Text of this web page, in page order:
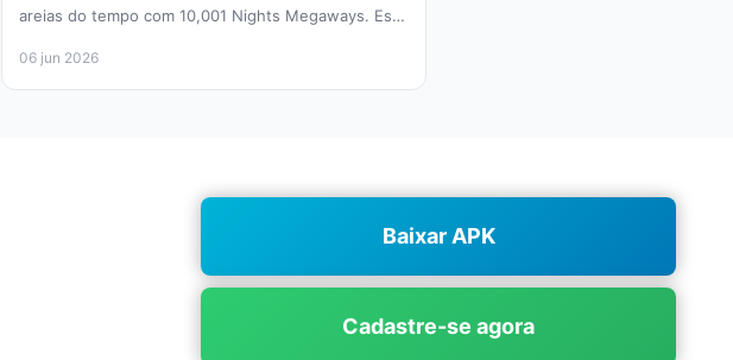
areias do tempo com 10,001 Nights Megaways. Este
06 jun 2026
Baixar APK
Cadastre-se agora